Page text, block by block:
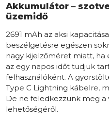
Akkumulátor –
üzemidő
2691 mAh az aksi
beszélgetésre egészen
nagy kijelzőméret miatt, ha
az egy napos időt tudjuk
felhasználóként. A
Type C Lightning kábelre,
De ne feledkezzünk meg
lehetőségéről.